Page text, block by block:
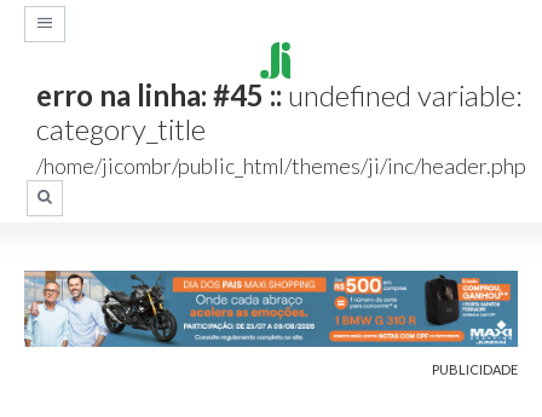
erro na linha: #45 :: undefined variable:
category_title
/home/jicombr/public_html/themes/ji/inc/header.php
PUBLICIDADE